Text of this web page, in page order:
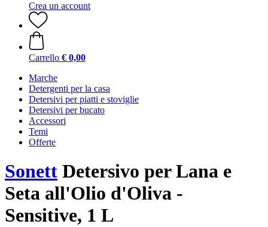
Crea un account
Carrello € 0,00
Marche
Detergenti per la casa
Detersivi per piatti e stoviglie
Detersivi per bucato
Accessori
Temi
Offerte
Sonett Detersivo per Lana e
Seta all'Olio d'Oliva -
Sensitive, 1 L